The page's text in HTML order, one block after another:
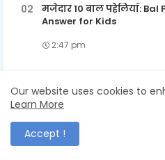
मजेदार 10 बाल पहेलियाँ:
Answer for Kids
2:47 pm
हिंदी दिवस प्रश्नोत्तरी 2026
and Answers
10:50 pm
Our website uses cookies to
Learn More
Accept !